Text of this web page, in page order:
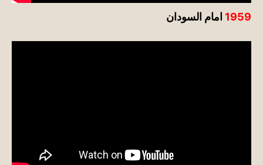
1959 امام السودان